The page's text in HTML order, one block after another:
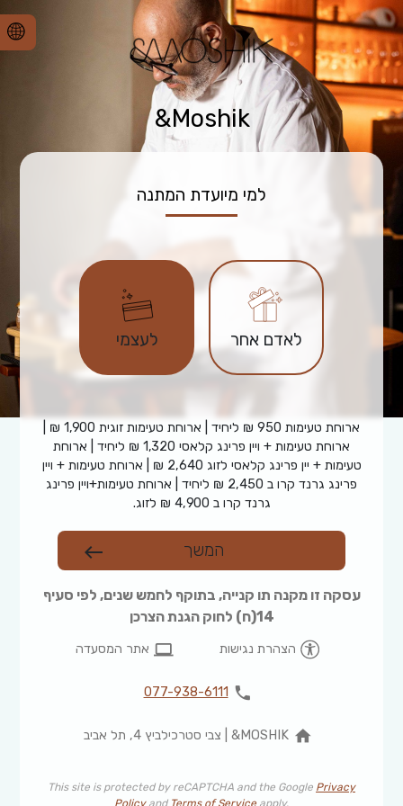
Moshik&
למי מיועדת המתנה
לאדם אחר לעצמי
ארוחת טעימות 950 ₪ ליחיד | ארוחת טעימות זוגית 1,900 ₪ |
ארוחת טעימות + ויין פרינג קלאסי 1,320 ₪ ליחיד | ארוחת
טעימות + יין פרינג קלאסי לזוג 2,640 ₪ | ארוחת טעימות + ויין
פרינג גרנד קרו ב 2,450 ₪ ליחיד | ארוחת טעימות+ויין פרינג
גרנד קרו ב 4,900 ₪ לזוג.
המשך west
עסקה זו מקנה תו קנייה, בתוקף לחמש שנים, לפי סעיף
14(ח) לחוק הגנת הצרכן
הצהרת נגישות computer אתר המסעדה
phone
077-938-6111
home MOSHIK& | צבי סטרכילביץ 4, תל אביב
This site is protected by reCAPTCHA and the Google Privacy
Policyand Terms of Service apply.